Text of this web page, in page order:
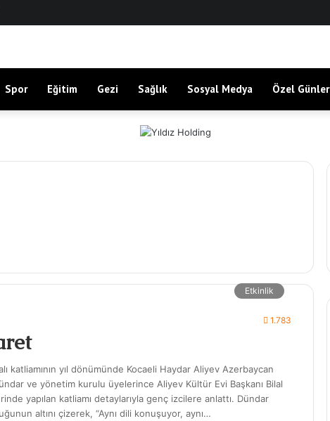
Spor Eğitim Gezi Sağlık Sosyal Medya Özel Günler
Etkinlik
1.783
katliamının yıl dönümünde Kocaeli Haydar Aliyev Azerbaycan
ve yönetim kurulu üyelerince Aliyev Kültür Evi Başkanı Bilal
yapılan katliamı detaylarıyla genç izcilere anlattı. Dündar
altını çizerek, “Aynı dili konuşuyor, aynı…